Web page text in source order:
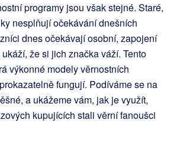
programy jsou však stejné. Staré,
nesplňují očekávání dnešních
dnes očekávají osobní, zapojení
že si jich značka váží. Tento
výkonné modely věrnostních
fungují. Podíváme se na
a ukážeme vám, jak je využít,
kupujících stali věrní fanoušci